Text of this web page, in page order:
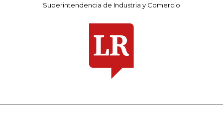
Superintendencia de Industria y Comercio